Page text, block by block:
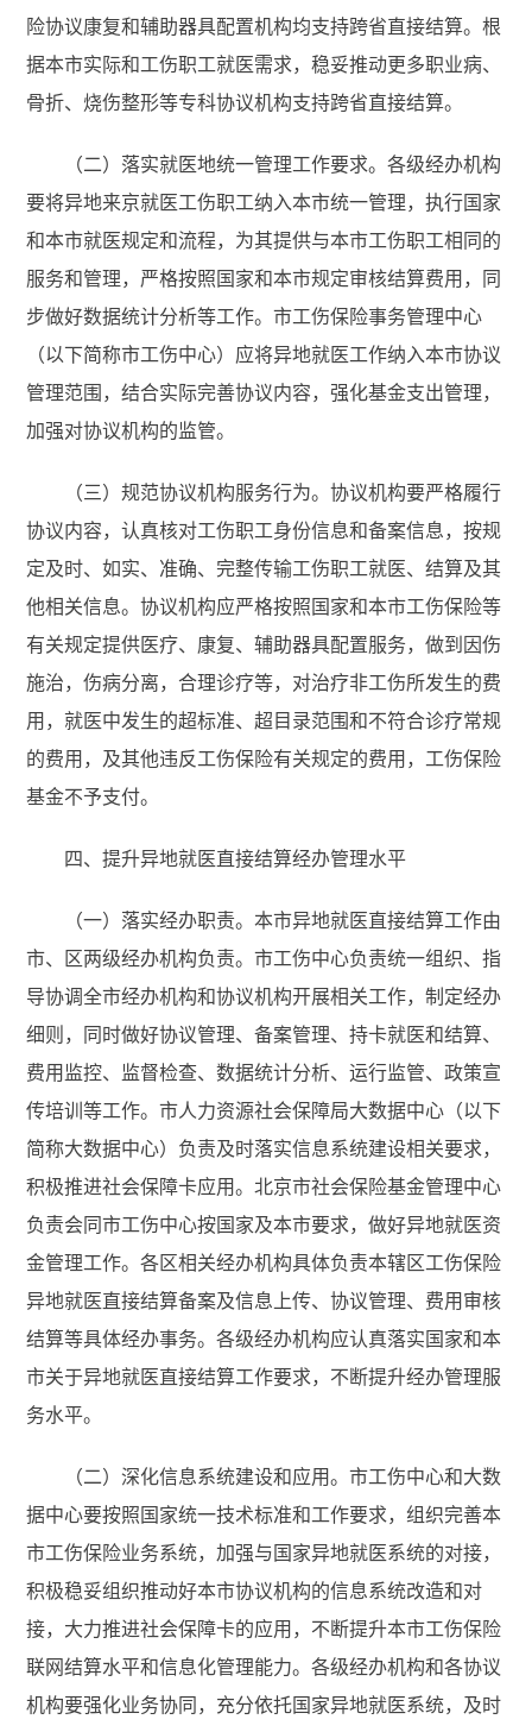
险协议康复和辅助器具配置机构均支持跨省直接结算。根
据本市实际和工伤职工就医需求，稳妥推动更多职业病、
骨折、烧伤整形等专科协议机构支持跨省直接结算。
（二）落实就医地统一管理工作要求。各级经办机构
要将异地来京就医工伤职工纳入本市统一管理，执行国家
和本市就医规定和流程，为其提供与本市工伤职工相同的
服务和管理，严格按照国家和本市规定审核结算费用，同
步做好数据统计分析等工作。市工伤保险事务管理中心
（以下简称市工伤中心）应将异地就医工作纳入本市协议
管理范围，结合实际完善协议内容，强化基金支出管理，
加强对协议机构的监管。
（三）规范协议机构服务行为。协议机构要严格履行
协议内容，认真核对工伤职工身份信息和备案信息，按规
定及时、如实、准确、完整传输工伤职工就医、结算及其
他相关信息。协议机构应严格按照国家和本市工伤保险等
有关规定提供医疗、康复、辅助器具配置服务，做到因伤
施治，伤病分离，合理诊疗等，对治疗非工伤所发生的费
用，就医中发生的超标准、超目录范围和不符合诊疗常规
的费用，及其他违反工伤保险有关规定的费用，工伤保险
基金不予支付。
四、提升异地就医直接结算经办管理水平
（一）落实经办职责。本市异地就医直接结算工作由
市、区两级经办机构负责。市工伤中心负责统一组织、指
导协调全市经办机构和协议机构开展相关工作，制定经办
细则，同时做好协议管理、备案管理、持卡就医和结算、
费用监控、监督检查、数据统计分析、运行监管、政策宣
传培训等工作。市人力资源社会保障局大数据中心（以下
简称大数据中心）负责及时落实信息系统建设相关要求，
积极推进社会保障卡应用。北京市社会保险基金管理中心
负责会同市工伤中心按国家及本市要求，做好异地就医资
金管理工作。各区相关经办机构具体负责本辖区工伤保险
异地就医直接结算备案及信息上传、协议管理、费用审核
结算等具体经办事务。各级经办机构应认真落实国家和本
市关于异地就医直接结算工作要求，不断提升经办管理服
务水平。
（二）深化信息系统建设和应用。市工伤中心和大数
据中心要按照国家统一技术标准和工作要求，组织完善本
市工伤保险业务系统，加强与国家异地就医系统的对接，
积极稳妥组织推动好本市协议机构的信息系统改造和对
接，大力推进社会保障卡的应用，不断提升本市工伤保险
联网结算水平和信息化管理能力。各级经办机构和各协议
机构要强化业务协同，充分依托国家异地就医系统，及时